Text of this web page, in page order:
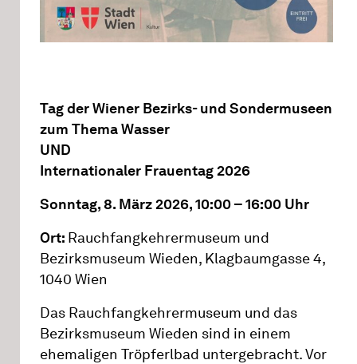
Tag der Wiener Bezirks- und Sondermuseen
zum Thema Wasser
UND
Internationaler Frauentag 2026
Sonntag, 8. März 2026, 10:00 – 16:00 Uhr
Ort: Rauchfangkehrermuseum und
Bezirksmuseum Wieden, Klagbaumgasse 4,
1040 Wien
Das Rauchfangkehrermuseum und das
Bezirksmuseum Wieden sind in einem
ehemaligen Tröpferlbad untergebracht. Vor